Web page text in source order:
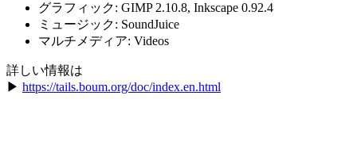
グラフィック: GIMP 2.10.8, Inkscape 0.92.4
ミュージック: SoundJuice
マルチメディア: Videos
詳しい情報は
▶︎ https://tails.boum.org/doc/index.en.html